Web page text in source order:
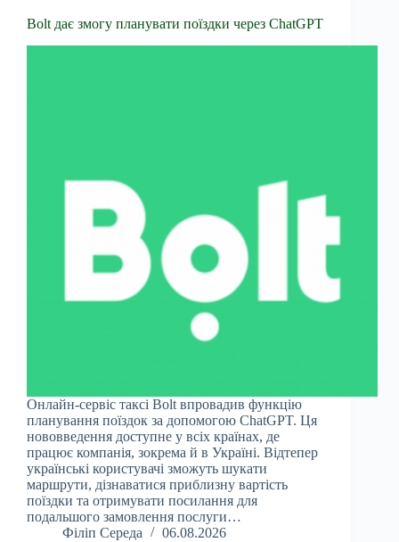
Bolt дає змогу планувати поїздки через ChatGPT
Онлайн-сервіс таксі Bolt впровадив функцію
планування поїздок за допомогою ChatGPT. Ця
нововведення доступне у всіх країнах, де
працює компанія, зокрема й в Україні. Відтепер
українські користувачі зможуть шукати
маршрути, дізнаватися приблизну вартість
поїздки та отримувати посилання для
подальшого замовлення послуги…
Філіп Середа
06.08.2026